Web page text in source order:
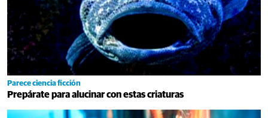
Parece ciencia ficción
Prepárate para alucinar con estas criaturas